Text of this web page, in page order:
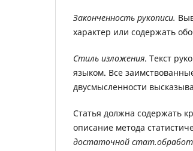
Законченность рукописи.
характер или содержать
Стиль изложения. Текст
языком. Все
двусмысленности
Статья должна содержать
описание метода
достаточной